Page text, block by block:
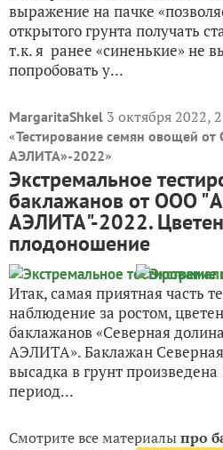
выражение на пачке
открытого грунта получать
т.к. я ранее «синенькие» не
попробовать у...
MargaritaShkel 3 октября 2022,
«Тестирование семян овощей
АЭЛИТА»-2022»
Экстремальное
баклажанов от ООО
АЭЛИТА"-2022.
плодоношение
Итак, самая приятная часть
наблюдение за ростом,
баклажанов «Северная
АЭЛИТА». Баклажан
высадка в грунт
период...
Смотрите все материалыпро